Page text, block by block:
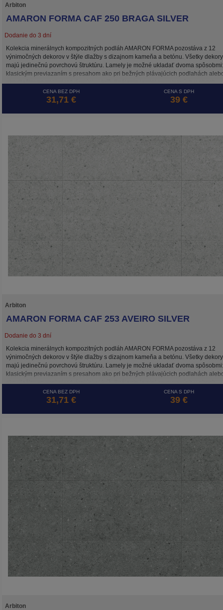
Arbiton
AMARON FORMA CAF 250 BRAGA SILVER
Dodanie do 3 dní
Kolekcia minerálnych kompozitných podláh AMARON FORMA pozostáva z 12
výnimočných dekorov v štýle dlažby s dizajnom kameňa a betónu. Všetky dekory
majú jedinečnú povrchovú štruktúru. Lamely je možné ukladať dvoma spôsobmi:
klasickým previazaním s presahom ako pri bežných plávajúcich podlahách
smeroch umožňuje systém 5G CROSS, ktorý zaisťuje stabilitu spojov takto
položenej plávajúcej podlahy. Podlaha AMARON FORMA je, rovnako ako
HD Mineral Core a je ideálna na podlahové vykurovanie.
CENA BEZ DPH
31,71 €
CENA S DPH
39 €
Arbiton
AMARON FORMA CAF 253 AVEIRO SILVER
Dodanie do 3 dní
Kolekcia minerálnych kompozitných podláh AMARON FORMA pozostáva z 12
výnimočných dekorov v štýle dlažby s dizajnom kameňa a betónu. Všetky dekory
majú jedinečnú povrchovú štruktúru. Lamely je možné ukladať dvoma spôsobmi:
klasickým previazaním s presahom ako pri bežných plávajúcich podlahách
ako dlažbu so spojmi vytvárajúcimi kríž. Spájanie lamiel zarovnaných v oboch
smeroch umožňuje systém 5G CROSS, ktorý zaisťuje stabilitu spojov takto
položenej plávajúcej podlahy. Podlaha AMARON FORMA je, rovnako ako
CENA BEZ DPH
31,71 €
CENA S DPH
39 €
Arbiton